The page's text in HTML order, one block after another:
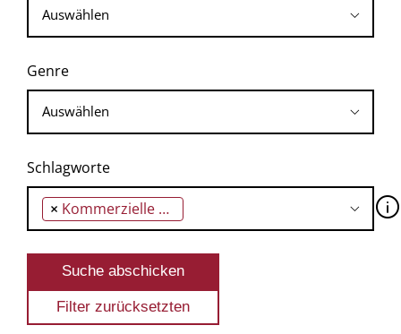
Genre
Schlagworte
× Kommerzielle Wirtschaft 🛈